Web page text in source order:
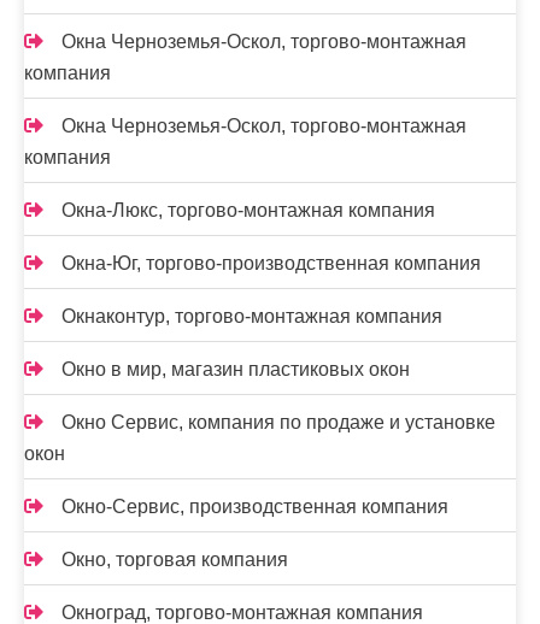
Окна Черноземья-Оскол, торгово-монтажная
компания
Окна Черноземья-Оскол, торгово-монтажная
компания
Окна-Люкс, торгово-монтажная компания
Окна-Юг, торгово-производственная компания
Окнаконтур, торгово-монтажная компания
Окно в мир, магазин пластиковых окон
Окно Сервис, компания по продаже и установке
окон
Окно-Сервис, производственная компания
Окно, торговая компания
Окноград, торгово-монтажная компания